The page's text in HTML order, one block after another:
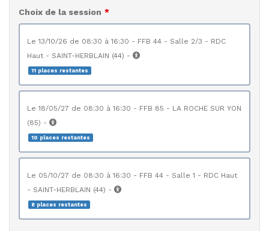
Choix de la session
le 13/10/26 de 08:30 à 16:30 - FFB 44 - Salle 2/3 - RDC
Haut - SAINT-HERBLAIN (44) -
11 places restantes
le 18/05/27 de 08:30 à 16:30 - FFB 85 - LA ROCHE SUR YON
(85) -
10 places restantes
le 05/10/27 de 08:30 à 16:30 - FFB 44 - Salle 1 - RDC Haut
- SAINT-HERBLAIN (44) -
8 places restantes